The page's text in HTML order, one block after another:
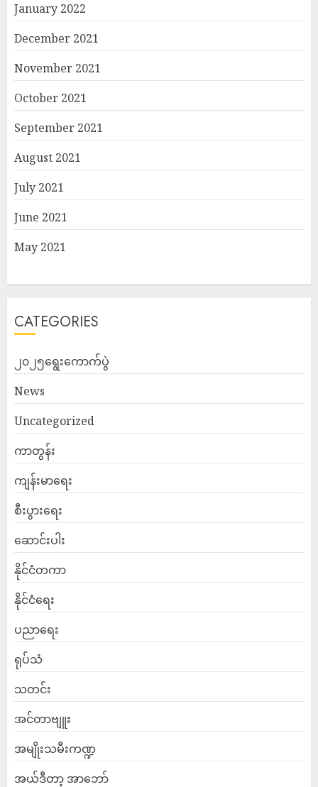
January 2022
December 2021
November 2021
October 2021
September 2021
August 2021
July 2021
June 2021
May 2021
CATEGORIES
၂၀၂၅ရွေးကောက်ပွဲ
News
Uncategorized
ကာတွန်း
ကျန်းမာရေး
စီးပွားရေး
ဆောင်းပါး
နိုင်ငံတကာ
နိုင်ငံရေး
ပညာရေး
ရုပ်သံ
သတင်း
အင်တာဗျူး
အမျိုးသမီးကဏ္ဍ
အယ်ဒီတာ့ အာဘော်